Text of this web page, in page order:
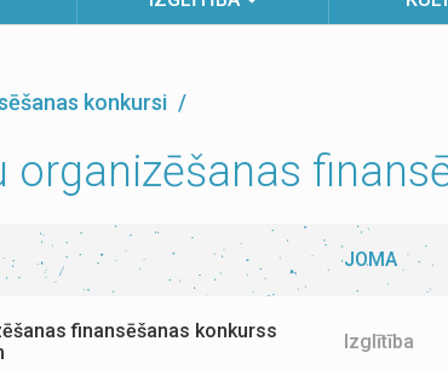
konkursi
organizēšanas
JOMA
finansēšanas konkurss
Izglītība